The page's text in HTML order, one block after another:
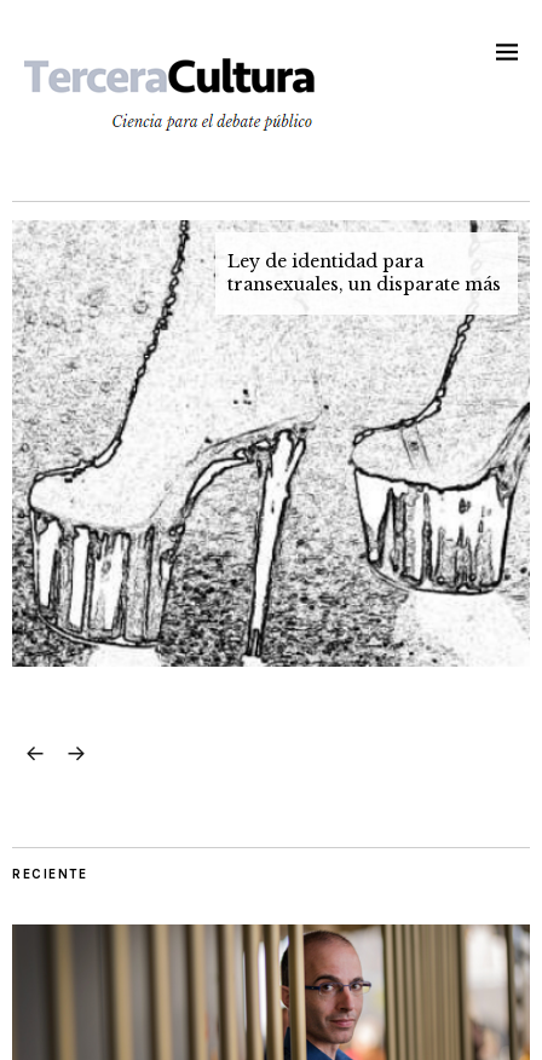
Ley de identidad para
transexuales, un disparate más
RECIENTE